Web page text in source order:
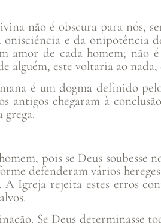
não é obscura para nós,
e da onipotência
amor de cada homem; não
alguém, este voltaria ao
é um dogma definido
antigos chegaram à
pois se Deus soubesse
defenderam vários
Igreja rejeita estes erros
Se Deus determinasse